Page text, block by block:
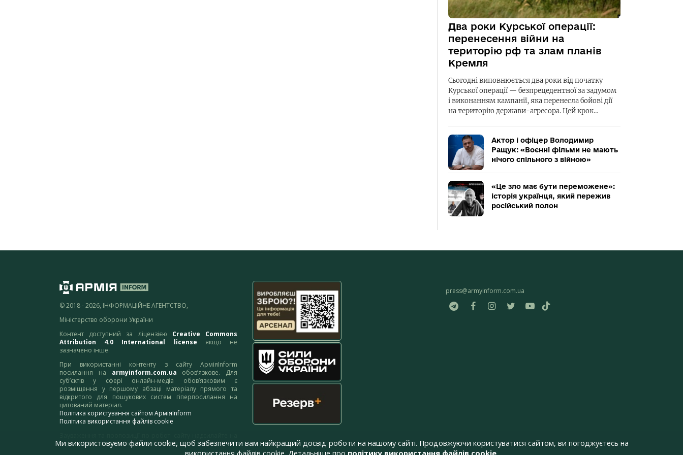
Два роки Курської операції:
перенесення війни на
територію рф та злам планів
Кремля
Сьогодні виповнюється два роки від початку
Курської операції — безпрецедентної за задумом
і виконанням кампанії, яка перенесла бойові дії
на територію держави-агресора. Цей крок…
Актор і офіцер Володимир
Ращук: «Воєнні фільми не мають
нічого спільного з війною»
«Це зло має бути переможене»:
історія українця, який пережив
російський полон
© 2018 - 2026, ІНФОРМАЦІЙНЕ АГЕНТСТВО,
Міністерство оборони України
Контент доступний за ліцензією Creative Commons
Attribution 4.0 International license якщо не
зазначено інше.
При використанні контенту з сайту АрміяInform
посилання на armyinform.com.ua обов’язкове. Для
суб’єктів у сфері онлайн-медіа обов’язковим є
розміщення у першому абзаці матеріалу прямого та
відкритого для пошукових систем гіперпосилання на
цитований матеріал.
Політика користування сайтом АрміяInform
Політика використання файлів cookie
адресу:webmaster@armyinform.com.ua
press@armyinform.com.ua
Ми використовуємо файли cookie, щоб забезпечити вам найкращий досвід роботи на нашому сайті. Продовжуючи користуватися сайтом, ви погоджуєтесь на